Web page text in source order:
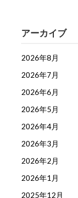
アーカイブ
2026年8月
2026年7月
2026年6月
2026年5月
2026年4月
2026年3月
2026年2月
2026年1月
2025年12月